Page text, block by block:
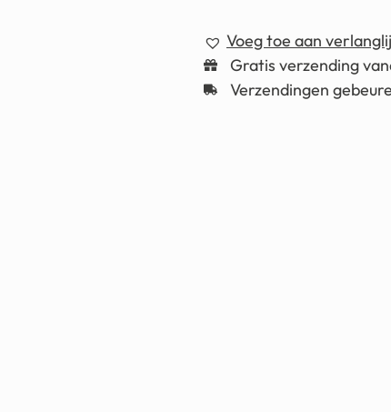
Voeg toe aan
Gratis verzending
Verzendingen